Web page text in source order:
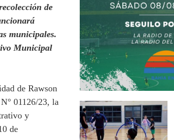
de
municipales.
Municipal
de Rawson
01126/23, la
y
de